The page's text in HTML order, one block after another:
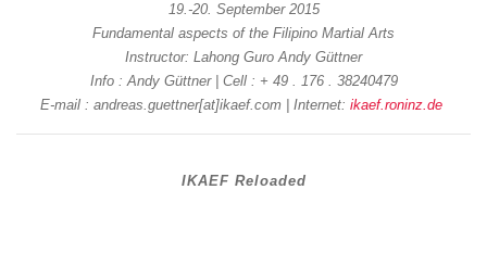
19.-20. September 2015
Fundamental aspects of the Filipino Martial Arts
Instructor: Lahong Guro Andy Güttner
Info : Andy Güttner | Cell : + 49 . 176 . 38240479
E-mail : andreas.guettner[at]ikaef.com | Internet: ikaef.roninz.de
IKAEF Reloaded